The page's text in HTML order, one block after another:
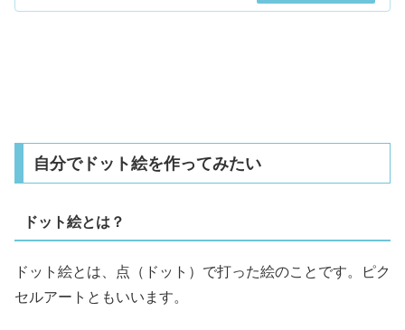
自分でドット絵を作ってみたい
ドット絵とは？
ドット絵とは、点（ドット）で打った絵のことです。ピク
セルアートともいいます。